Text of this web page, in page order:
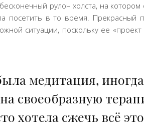
рулон холста, на
посетить в то время. Прекрасный
ситуации, поскольку ее
медитация,
своеобразную
хотела сжечь всё